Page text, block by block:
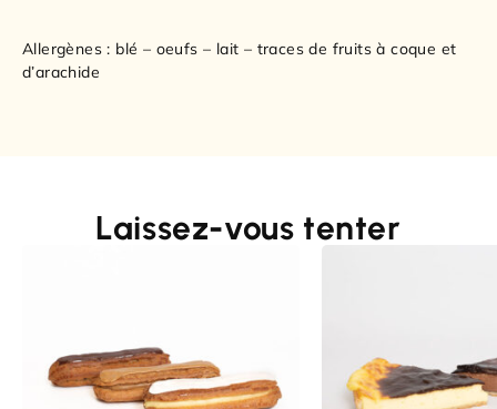
Allergènes : blé – oeufs – lait – traces de fruits à coque et
d’arachide
Laissez-vous tenter